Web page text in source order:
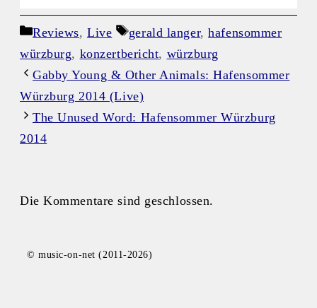
Kategorien
Reviews,Live Schlagwörter
gerald langer,hafensommer
würzburg, konzertbericht, würzburg
Gabby Young & Other Animals: Hafensommer
Würzburg 2014 (Live)
The Unused Word: Hafensommer Würzburg
2014
Die Kommentare sind geschlossen.
© music-on-net (2011-2026)